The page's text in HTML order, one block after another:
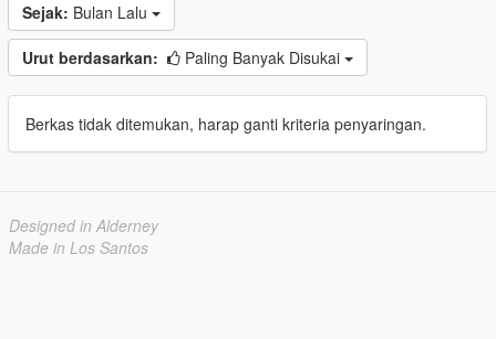
Sejak: Bulan Lalu
Urut berdasarkan: Paling Banyak Disukai
Berkas tidak ditemukan, harap ganti kriteria penyaringan.
Designed in Alderney
Made in Los Santos